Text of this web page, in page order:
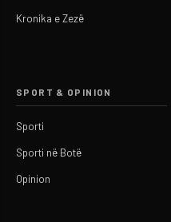
Kronika e Zezë
SPORT & OPINION
Sporti
Sporti në Botë
Opinion